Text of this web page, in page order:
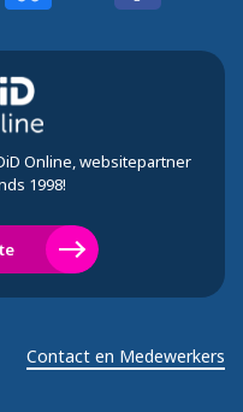
Online, websitepartner
1998!
Contact en Medewerkers